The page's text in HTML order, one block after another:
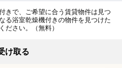
きで、ご希望に合う賃貸物件は見つ
る浴室乾燥機付きの物件を見つけた
ださい。（無料）
け取る